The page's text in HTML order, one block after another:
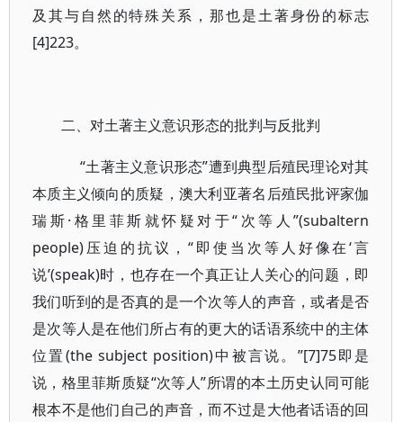
及其与自然的特殊关系，那也是土著身份的标志
[4]223。
二、对土著主义意识形态的批判与反批判
“土著主义意识形态”遭到典型后殖民理论对其
本质主义倾向的质疑，澳大利亚著名后殖民批评家伽
瑞斯·格里菲斯就怀疑对于“次等人”(subaltern
people)压迫的抗议，“即使当次等人好像在‘言
说’(speak)时，也存在一个真正让人关心的问题，即
我们听到的是否真的是一个次等人的声音，或者是否
是次等人是在他们所占有的更大的话语系统中的主体
位置(the subject position)中被言说。”[7]75即是
说，格里菲斯质疑“次等人”所谓的本土历史认同可能
根本不是他们自己的声音，而不过是大他者话语的回